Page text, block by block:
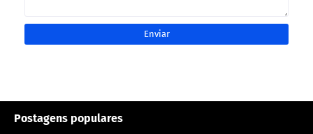
Postagens populares